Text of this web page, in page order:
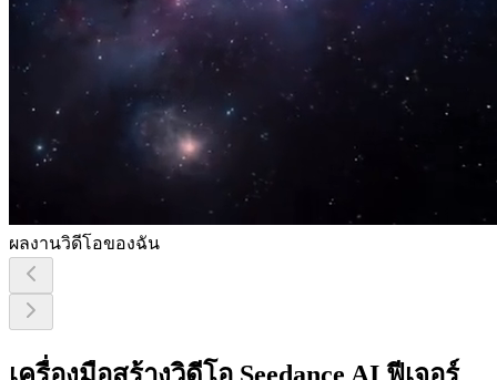
ผลงานวิดีโอของฉัน
เครื่องมือสร้างวิดีโอ Seedance AI ฟีเจอร์